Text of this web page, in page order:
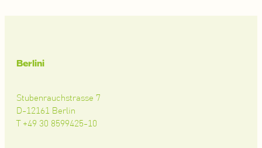
Berlini
Stubenrauchstrasse 7
D-12161 Berlin
T +49 30 8599425-10